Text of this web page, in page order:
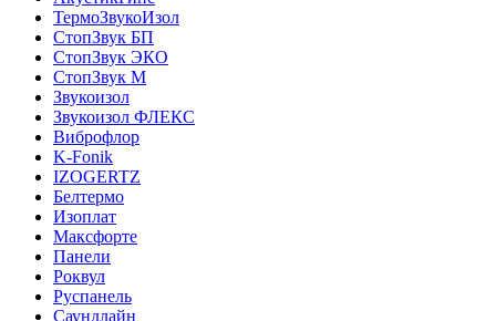
ТермоЗвукоИзол
СтопЗвук БП
СтопЗвук ЭКО
СтопЗвук М
Звукоизол
Звукоизол ФЛЕКС
Виброфлор
K-Fonik
IZOGERTZ
Белтермо
Изоплат
Максфорте
Панели
Роквул
Руспанель
Саундлайн